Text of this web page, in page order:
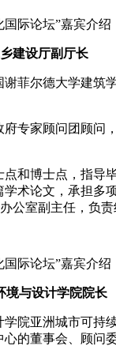
建设厅副厅长
尔德大学建筑
家顾问团顾问
博士点，指导
术论文，承担
公室副主任，负
境与设计学院院长
亚洲城市可持
的董事会、顾问委